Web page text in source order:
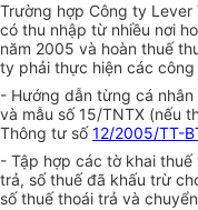
Trường hợp Công ty
có thu nhập từ nhiều nơi
năm 2005 và hoàn thuế
ty phải thực hiện các công
- Hướng dẫn từng cá
và mẫu số 15/TNTX (nếu
Thông tư số12/2005/TT-
- Tập hợp các tờ khai
trả, số thuế đã khấu trừ
số thuế thoái trả và